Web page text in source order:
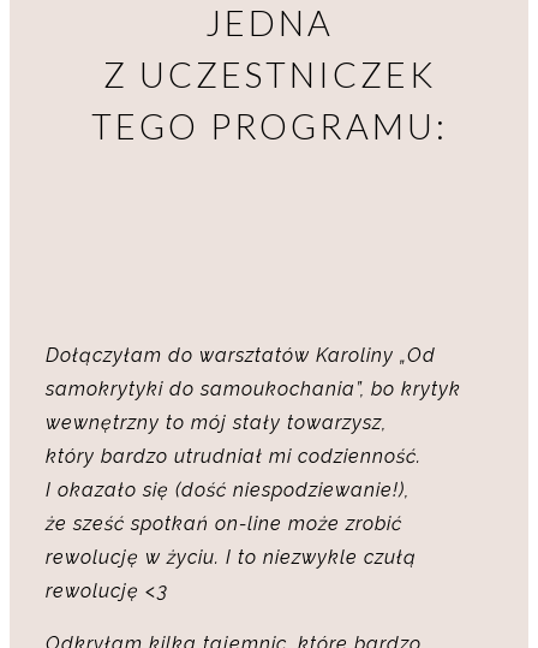
JEDNA
Z UCZESTNICZEK
TEGO PROGRAMU:
Dołączyłam do warsztatów Karoliny „Od
samokrytyki do samoukochania”, bo krytyk
wewnętrzny to mój stały towarzysz,
który bardzo utrudniał mi codzienność.
I okazało się (dość niespodziewanie!),
że sześć spotkań on-line może zrobić
rewolucję w życiu. I to niezwykle czułą
rewolucję <3